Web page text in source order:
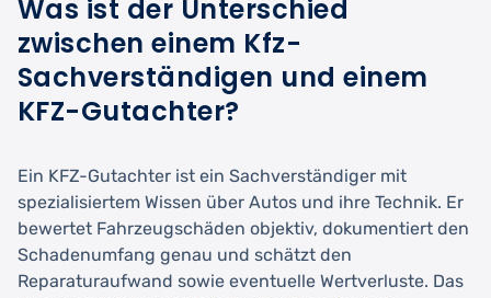
Was ist der Unterschied
zwischen einem Kfz-
Sachverständigen und einem
KFZ-Gutachter?
Ein KFZ-Gutachter ist ein Sachverständiger mit
spezialisiertem Wissen über Autos und ihre Technik. Er
bewertet Fahrzeugschäden objektiv, dokumentiert den
Schadenumfang genau und schätzt den
Reparaturaufwand sowie eventuelle Wertverluste. Das